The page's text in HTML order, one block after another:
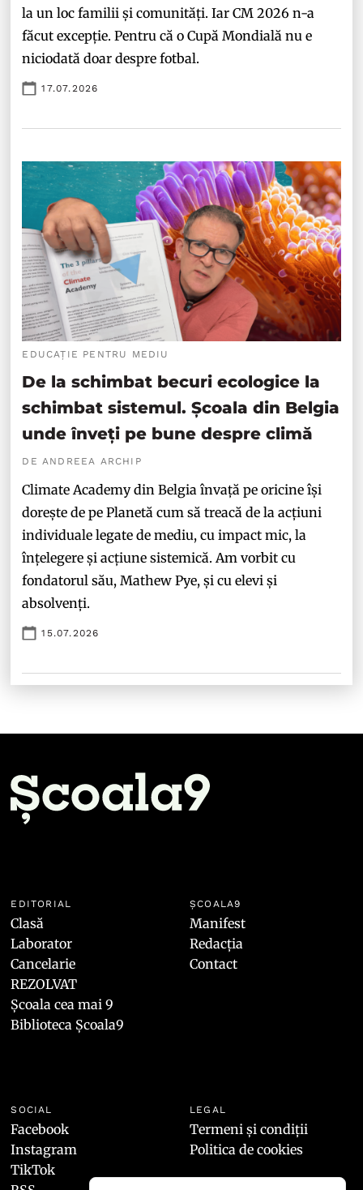
la un loc familii și comunități. Iar CM 2026 n-a
făcut excepție. Pentru că o Cupă Mondială nu e
niciodată doar despre fotbal.
17.07.2026
EDUCAȚIE PENTRU MEDIU
De la schimbat becuri ecologice la
schimbat sistemul. Școala din Belgia
unde înveți pe bune despre climă
DE ANDREEA ARCHIP
Climate Academy din Belgia învață pe oricine își
dorește de pe Planetă cum să treacă de la acțiuni
individuale legate de mediu, cu impact mic, la
înțelegere și acțiune sistemică. Am vorbit cu
fondatorul său, Mathew Pye, și cu elevi și
absolvenți.
15.07.2026
EDITORIAL
Clasă
Laborator
Cancelarie
REZOLVAT
Școala cea mai 9
Biblioteca Școala9
ȘCOALA9
Manifest
Redacția
Contact
SOCIAL
Facebook
Instagram
TikTok
LEGAL
Termeni și condiții
Politica de cookies